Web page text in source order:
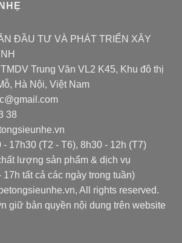
ĐẦU TƯ VÀ PHÁT TRIỂN XÂY
Trung Văn VL2 K45, Khu đô thị
Hà Nội, Việt Nam
38
17h30 (T2 - T6), 8h30 - 12h (T7)
lượng sản phẩm & dịch vụ
tất cả các ngày trong tuần)
All rights reserved.
giữ bản quyền nội dung trên website